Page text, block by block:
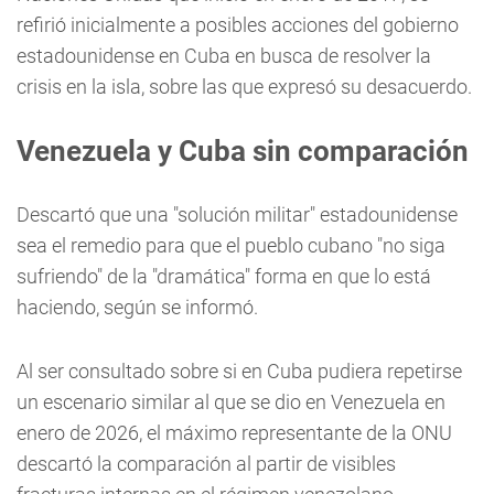
refirió inicialmente a posibles acciones del gobierno
estadounidense en Cuba en busca de resolver la
crisis en la isla, sobre las que expresó su desacuerdo.
Venezuela y Cuba sin comparación
Descartó que una "solución militar" estadounidense
sea el remedio para que el pueblo cubano "no siga
sufriendo" de la "dramática" forma en que lo está
haciendo, según se informó.
Al ser consultado sobre si en Cuba pudiera repetirse
un escenario similar al que se dio en Venezuela en
enero de 2026, el máximo representante de la ONU
descartó la comparación al partir de visibles